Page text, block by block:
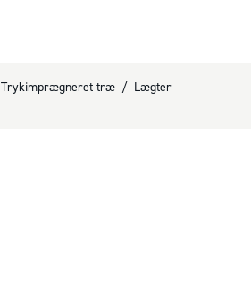
Trykimprægneret træ / Lægter